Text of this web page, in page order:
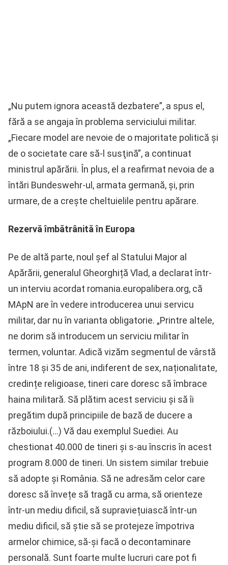
„Nu putem ignora această dezbatere”, a spus el,
fără a se angaja în problema serviciului militar.
„Fiecare model are nevoie de o majoritate politică şi
de o societate care să-l susţină”, a continuat
ministrul apărării. În plus, el a reafirmat nevoia de a
întări Bundeswehr-ul, armata germană, şi, prin
urmare, de a creşte cheltuielile pentru apărare.
Rezervă îmbătrânită în Europa
Pe de altă parte, noul șef al Statului Major al
Apărării, generalul Gheorghiță Vlad, a declarat într-
un interviu acordat romania.europalibera.org, că
MApN are în vedere introducerea unui servicu
militar, dar nu în varianta obligatorie. „Printre altele,
ne dorim să introducem un serviciu militar în
termen, voluntar. Adică vizăm segmentul de vârstă
între 18 și 35 de ani, indiferent de sex, naționalitate,
credințe religioase, tineri care doresc să îmbrace
haina militară. Să plătim acest serviciu și să îi
pregătim după principiile de bază de ducere a
războiului.(…) Vă dau exemplul Suediei. Au
chestionat 40.000 de tineri și s-au înscris în acest
program 8.000 de tineri. Un sistem similar trebuie
să adopte și România. Să ne adresăm celor care
doresc să învețe să tragă cu arma, să orienteze
într-un mediu dificil, să supraviețuiască într-un
mediu dificil, să știe să se protejeze împotriva
armelor chimice, să-și facă o decontaminare
personală. Sunt foarte multe lucruri care pot fi